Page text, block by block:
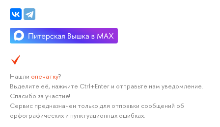
Нашли опечатку?
Выделите её, нажмите Ctrl+Enter и отправьте нам уведомление.
Спасибо за участие!
Сервис предназначен только для отправки сообщений об
орфографических и пунктуационных ошибках.